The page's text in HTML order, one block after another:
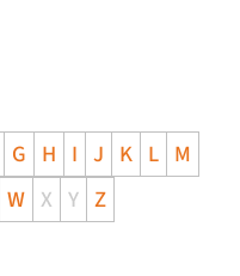
G H I J K L M
W X Y Z